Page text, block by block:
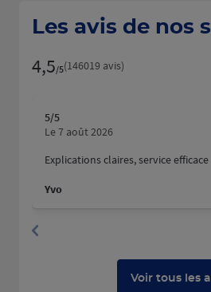
Les avis de nos
4,5/5Note de 4.5 sur 5
(146019 avis)
5/5
Le 7 août 2026
Explications claires, service efficace
Yvo
Voir tous les